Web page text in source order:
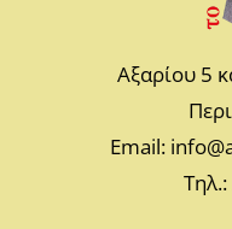
Αξαρίου 5
Email: